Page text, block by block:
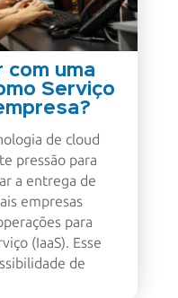
com uma
Serviço
de cloud
pressão para
a entrega de
empresas
para
(IaaS). Esse
de